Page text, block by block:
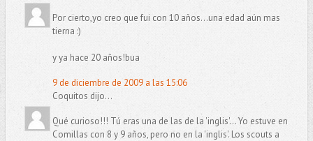
Por cierto,yo creo que fui con 10 años...una edad aún mas
tierna :)
y ya hace 20 años!bua
9 de diciembre de 2009 a las 15:06
Coquitos dijo...
Qué curioso!!! Tú eras una de las de la 'inglis'... Yo estuve en
Comillas con 8 y 9 años, pero no en la 'inglis'. Los scouts a